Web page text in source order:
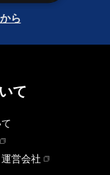
ら
て
運営会社